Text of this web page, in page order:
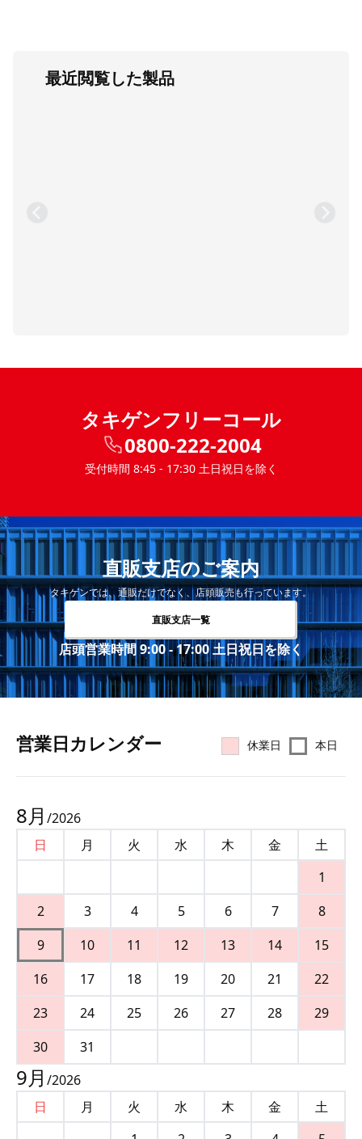
最近閲覧した製品
タキゲンフリーコール
0800-222-2004
受付時間 8:45 - 17:30 土日祝日を除く
直販支店のご案内
タキゲンでは、通販だけでなく、店頭販売も行っています。
直販支店一覧
店頭営業時間 9:00 - 17:00 土日祝日を除く
営業⽇カレンダー 休業日 本日
8月 /2026
日
月 火 水 木 金
土
1
2
3 4 5 6 7
8
9
10 11 12 13 14
15
16
17 18 19 20 21
22
23
24 25 26 27 28
29
30
31
9月 /2026
日
月 火 水 木 金
土